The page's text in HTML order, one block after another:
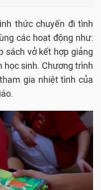
thức chuyến đi tình
các hoạt động như:
sách vở kết hợp giảng
học sinh. Chương trình
gia nhiệt tình của